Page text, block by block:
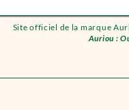
Site officiel de la marque
Auriou :